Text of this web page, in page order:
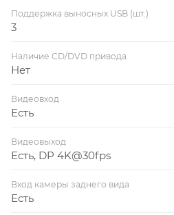
Поддержка выносных USB (шт.)
3
Наличие CD/DVD привода
Нет
Видеовход
Есть
Видеовыход
Есть, DP 4K@30fps
Вход камеры заднего вида
Есть